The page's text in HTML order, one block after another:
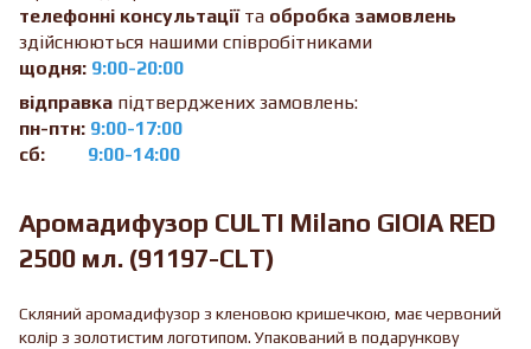
телефонні консультації та обробка замовлень
здійснюються нашими співробітниками
щодня: 9:00-20:00
відправка підтверджених замовлень:
пн-птн: 9:00-17:00
сб:
9:00-14:00
Аромадифузор CULTI Milano GIOIA RED
2500 мл. (91197-CLT)
Скляний аромадифузор з кленовою кришечкою, має червоний
колір з золотистим логотипом. Упакований в подарункову